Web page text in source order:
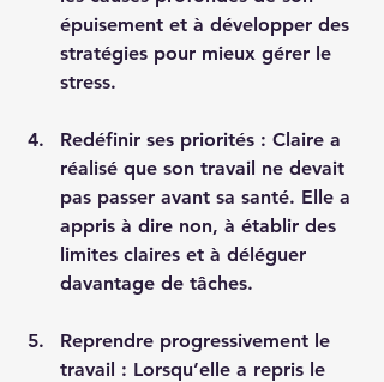
épuisement et à développer des
stratégies pour mieux gérer le
stress.
Redéfinir ses priorités : Claire a
réalisé que son travail ne devait
pas passer avant sa santé. Elle a
appris à dire non, à établir des
limites claires et à déléguer
davantage de tâches.
Reprendre progressivement le
travail : Lorsqu’elle a repris le